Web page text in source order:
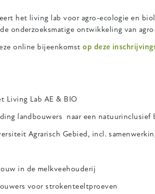
het living lab voor agro-ecologie en
onderzoeksmatige ontwikkeling van
online bijeenkomstop deze
Living Lab AE & BIO
landbouwers naar een natuurinclusief
Agrarisch Gebied, incl.
in de melkveehouderij
voor strokenteeltproeven